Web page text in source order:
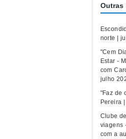
Outras
norte |
"Cem
Estar -
com
julho
"Faz de
Pereira
Clube
viagens
com a